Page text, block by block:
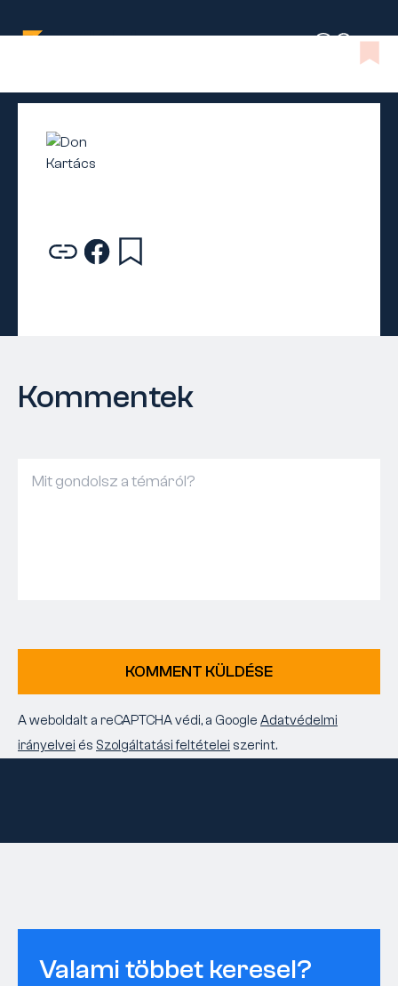
Kommentek
KOMMENT KÜLDÉSE
A weboldalt a reCAPTCHA védi, a Google Adatvédelmi
irányelvei és Szolgáltatási feltételei szerint.
Valami többet keresel?